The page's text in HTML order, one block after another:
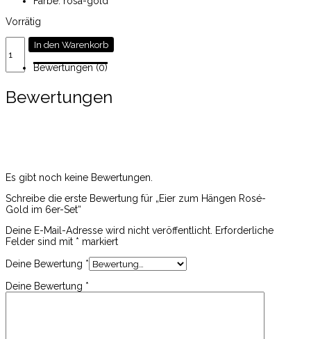
Vorrätig
zum
Hängen
Rosé-
im
In den Warenkorb
Bewertungen (0)
Bewertungen
Es gibt noch keine Bewertungen.
Schreibe die erste Bewertung für „Eier zum Hängen Rosé-
Gold im 6er-Set“
Deine E-Mail-Adresse wird nicht veröffentlicht. Erforderliche
Felder sind mit * markiert
Deine Bewertung *
Deine Bewertung *